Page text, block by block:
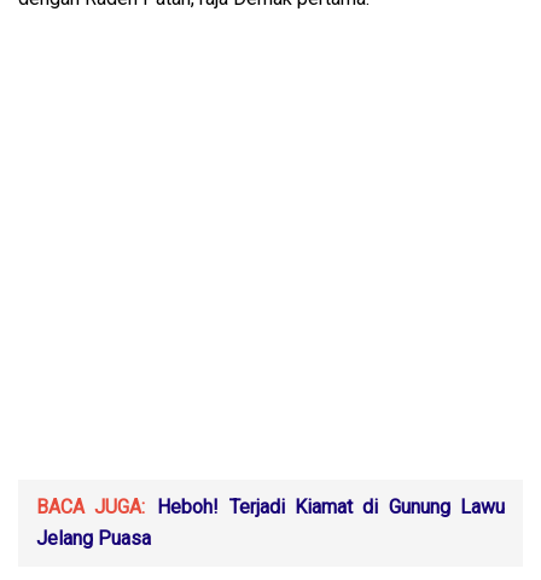
BACA JUGA: Heboh! Terjadi Kiamat di Gunung Lawu
Jelang Puasa